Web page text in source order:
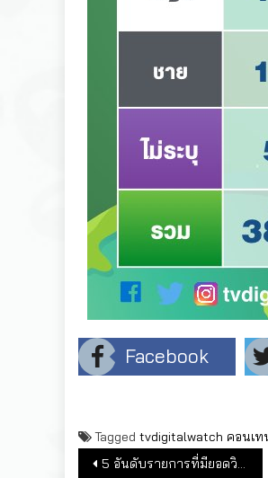
Facebook
Tagged tvdigitalwatch คอนเท
แนะแนวเรื่อง
5 อันดับรายการที่มียอดวิวออนไลน์สูงสุดของช่องเวิร์คพอยท์ ประจำเดือนธ.ค.2562